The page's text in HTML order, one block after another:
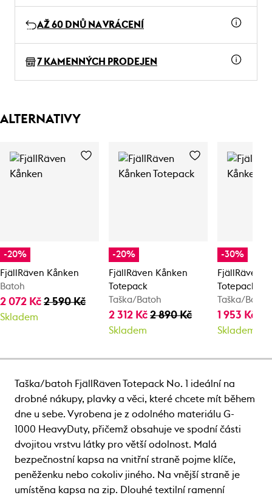
AŽ 60 DNŮ NA VRÁCENÍ
7 KAMENNÝCH PRODEJEN
ALTERNATIVY
-20%
FjällRäven Kånken
Batoh
2 072 Kč 2 590 Kč
Skladem
-20%
FjällRäven Kånken
Totepack
Taška/Batoh
2 312 Kč2 890 Kč
Skladem
-30%
FjällRäven
Totepack
Taška/Batoh
1 953 Kč
Skladem
Taška/batoh FjällRäven Totepack No. 1 ideální na
drobné nákupy, plavky a věci, které chcete mít během
dne u sebe. Vyrobena je z odolného materiálu G-
1000 HeavyDuty, přičemž obsahuje ve spodní části
dvojitou vrstvu látky pro větší odolnost. Malá
bezpečnostní kapsa na vnitřní straně pojme klíče,
peněženku nebo cokoliv jiného. Na vnější straně je
umístěna kapsa na zip. Dlouhé textilní ramenní